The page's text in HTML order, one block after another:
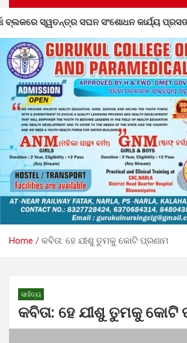
ପ୍ରସଙ୍ଗ: ଅଗଷ୍ଟ ୪ରୁ ଚାଲିଛି ଅସଙ୍ଗତି
Home କବିତା: ହେ ଯୀଶୁ ତୁମକୁ କୋଟି ପ୍ରଣାମ
ସାହିତ୍ୟ
କବିତା: ହେ ଯୀଶୁ ତୁମକୁ କୋଟି